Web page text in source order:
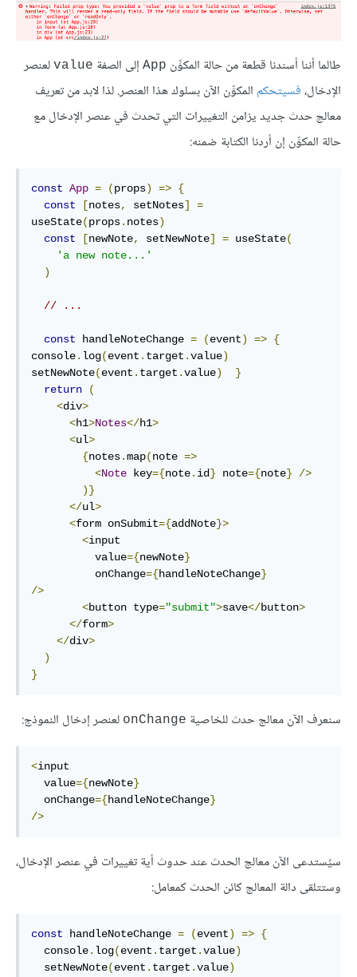
طالما أننا أسندنا قطعة من حالة المكوِّن App إلى الصفة value لعنصر
الإدخال،فسيتحكم المكوِّن الآن بسلوك هذا العنصر. لذا لابد من تعريف
معالج حدث جديد يزامن التغييرات التي تحدث في عنصر الإدخال مع
حالة المكوِّن إن أردنا الكتابة ضمنه:
const App = (props) => {
const
[notes, setNotes]
=
useState(props. notes)
const
[newNote, setNewNote] = useState(
'a new note...'
)
// ...
const handleNoteChange = (event) => {
console. log(event . target .value)
setNewNote(event . target .value)
}
return
(
<div>
<h1>Notes</h1>
<ul>
{notes.map(note =>
<Note key={note. id} note={note}
/>
)}
</ul>
<form onSubmit={addNote}>
<input
          value
={newNote}
          onChange
={handleNoteChange}
/>
<button type="submit">save</button>
</form>
</div>
)
}
سنعرف الآن معالج حدث للخاصية onChange لعنصر إدخال النموذج:
<input
  value
={newNote}
  onChange
={handleNoteChange}
/>
سيُستدعى الآن معالج الحدث عند حدوث أية تغييرات في عنصر الإدخال،
وستتلقى دالة المعالج كائن الحدث كمعامل:
const handleNoteChange = (event) => {
  console
. log(event . target .value)
  setNewNote
(event . target .value)